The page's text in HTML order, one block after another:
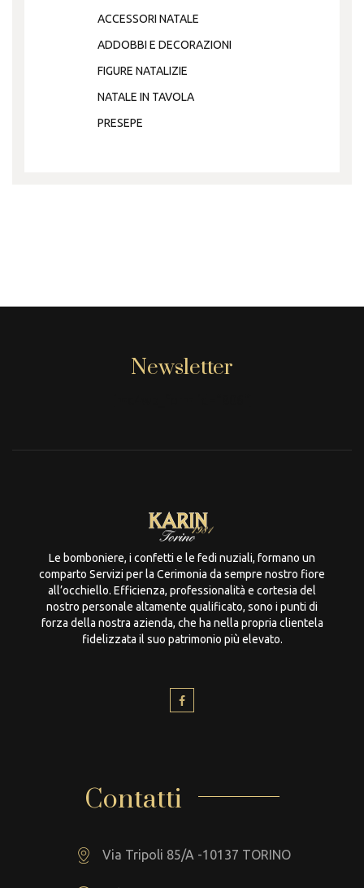
ACCESSORI NATALE
ADDOBBI E DECORAZIONI
FIGURE NATALIZIE
NATALE IN TAVOLA
PRESEPE
Newsletter
Le bomboniere, i confetti e le fedi nuziali, formano un
comparto Servizi per la Cerimonia da sempre nostro fiore
all’occhiello. Efficienza, professionalità e cortesia del
nostro personale altamente qualificato, sono i punti di
forza della nostra azienda, che ha nella propria clientela
fidelizzata il suo patrimonio più elevato.
Contatti
Via Tripoli 85/A -10137 TORINO